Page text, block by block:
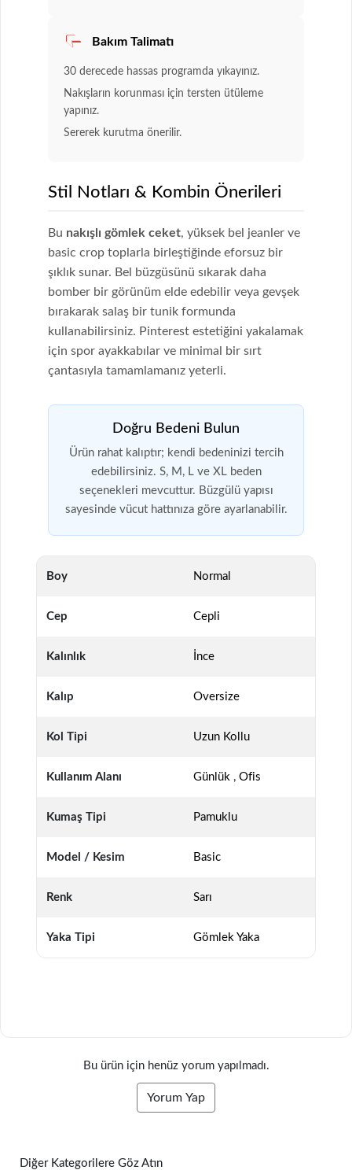
Bakım Talimatı
30 derecede hassas programda yıkayınız.
Nakışların korunması için tersten ütüleme
yapınız.
Sererek kurutma önerilir.
Stil Notları & Kombin Önerileri
Bu nakışlı gömlek ceket, yüksek bel jeanler ve
basic crop toplarla birleştiğinde eforsuz bir
şıklık sunar. Bel büzgüsünü sıkarak daha
bomber bir görünüm elde edebilir veya gevşek
bırakarak salaş bir tunik formunda
kullanabilirsiniz. Pinterest estetiğini yakalamak
için spor ayakkabılar ve minimal bir sırt
çantasıyla tamamlamanız yeterli.
Doğru Bedeni Bulun
Ürün rahat kalıptır; kendi bedeninizi tercih
edebilirsiniz. S, M, L ve XL beden
seçenekleri mevcuttur. Büzgülü yapısı
sayesinde vücut hattınıza göre ayarlanabilir.
Boy Normal
Cep Cepli
Kalınlık İnce
Kalıp Oversize
Kol Tipi Uzun Kollu
Kullanım Alanı Günlük , Ofis
Kumaş Tipi Pamuklu
Model / Kesim Basic
Renk Sarı
Yaka Tipi Gömlek Yaka
Bu ürün için henüz yorum yapılmadı.
Yorum Yap
Diğer Kategorilere Göz Atın